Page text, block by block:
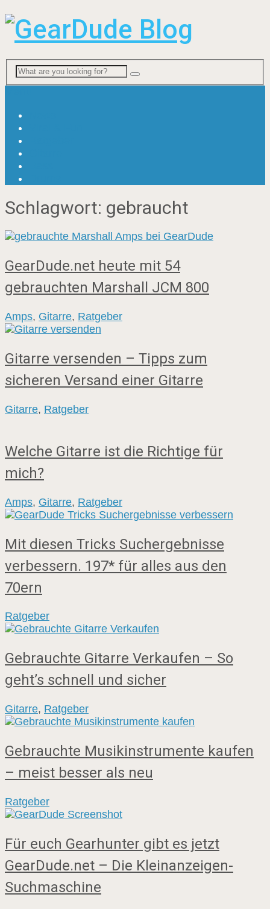
Schlagwort: gebraucht
GearDude.net heute mit 54
gebrauchten Marshall JCM 800
Amps, Gitarre, Ratgeber
Gitarre versenden – Tipps zum
sicheren Versand einer Gitarre
Gitarre, Ratgeber
Welche Gitarre ist die Richtige für
mich?
Amps, Gitarre, Ratgeber
Mit diesen Tricks Suchergebnisse
verbessern. 197* für alles aus den
70ern
Ratgeber
Gebrauchte Gitarre Verkaufen – So
geht’s schnell und sicher
Gitarre, Ratgeber
Gebrauchte Musikinstrumente kaufen
– meist besser als neu
Ratgeber
Für euch Gearhunter gibt es jetzt
GearDude.net – Die Kleinanzeigen-
Suchmaschine